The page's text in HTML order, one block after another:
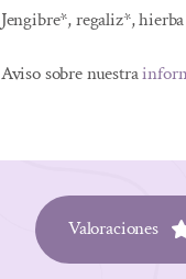
Jengibre*, regaliz*,
Aviso sobre nuestra
Valoraciones